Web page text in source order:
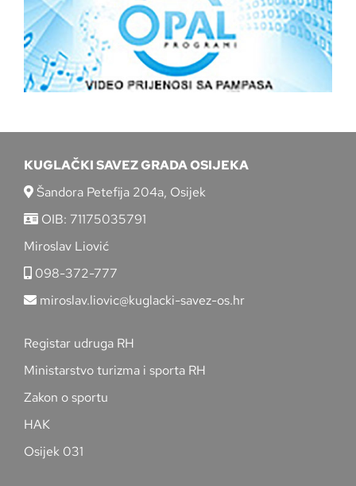
KUGLAČKI SAVEZ GRADA OSIJEKA
Šandora Petefija 204a, Osijek
OIB: 71175035791
Miroslav Liović
098-372-777
miroslav.liovic@kuglacki-savez-os.hr
Registar udruga RH
Ministarstvo turizma i sporta RH
Zakon o sportu
HAK
Osijek 031